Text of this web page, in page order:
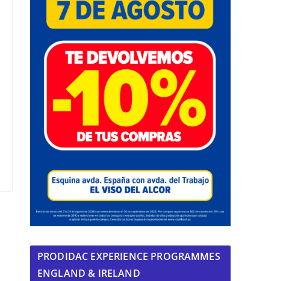
PRODIDAC EXPERIENCE PROGRAMMES
ENGLAND & IRELAND